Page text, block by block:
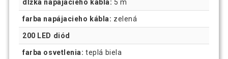
dĺžka napájacieho kábla: 5 m
farba napájacieho kábla: zelená
200 LED diód
farba osvetlenia: teplá biela